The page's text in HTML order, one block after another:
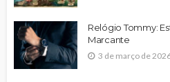
Relógio Tommy:
Marcante
3 de março de